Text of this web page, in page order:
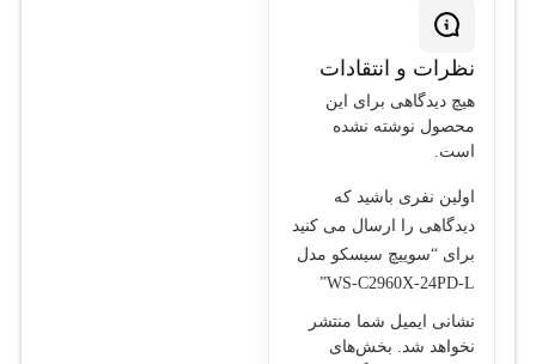
نظرات و انتقادات
هیچ دیدگاهی برای این
محصول نوشته نشده
است.
اولین نفری باشید که
دیدگاهی را ارسال می کنید
برای “سوييچ سيسکو مدل
WS-C2960X-24PD-L”
نشانی ایمیل شما منتشر
نخواهد شد.
بخش‌های